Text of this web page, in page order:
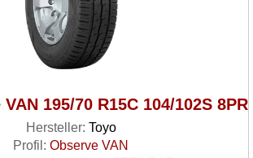
195/70 R15C 104/102S 8PR
Hersteller: Toyo
Profil: Observe VAN